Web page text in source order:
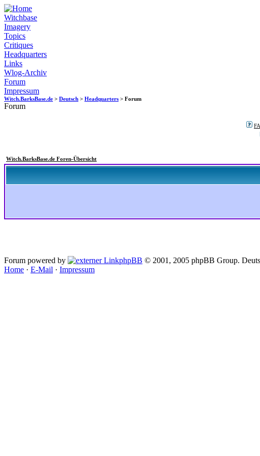
Witchbase
Imagery
Topics
Critiques
Headquarters
Links
Wlog-Archiv
Forum
Impressum
Witch.BarksBase.de > Deutsch > Headquarters > Forum
Forum
Witch.BarksBase.de Foren-Übersicht
Forum powered by phpBB © 2001, 2005 phpBB Group.
Home · E-Mail · Impressum